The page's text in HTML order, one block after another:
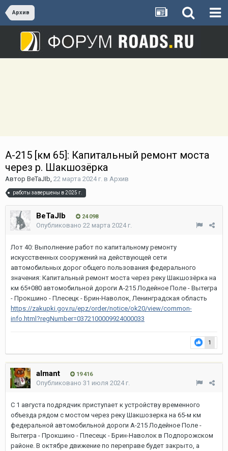
Архив
А-215 [км 65]: Капитальный ремонт моста
через р. Шакшозёрка
Автор BeTaJIb, 22 марта 2024 г. в Архив
работы завершены в 2025 г.
BeTaJIb 24 098
Опубликовано 22 марта 2024 г.
Лот 40: Выполнение работ по капитальному ремонту
искусственных сооружений на действующей сети
автомобильных дорог общего пользования федерального
значения: Капитальный ремонт моста через реку Шакшозёрка на
км 65+080 автомобильной дороги А-215 Лодейное Поле - Вытегра
- Прокшино - Плесецк - Брин-Наволок, Ленинградская область
https://zakupki.gov.ru/epz/order/notice/ok20/view/common-
info.html?regNumber=0372100009924000033
1
almant 19 416
Опубликовано 31 июля 2024 г.
С 1 августа подрядчик приступает к устройству временного
объезда рядом с мостом через реку Шакшозерка на 65-м км
федеральной автомобильной дороги А-215 Лодейное Поле -
Вытегра - Прокшино - Плесецк - Брин-Наволок в Подпорожском
районе. В октябре движение по переправе будет закрыто, а